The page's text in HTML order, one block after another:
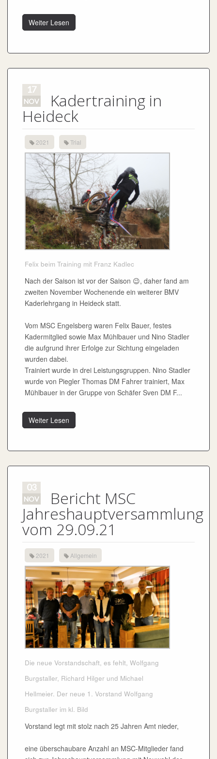
Weiter Lesen
17
NOV Kadertraining in
Heideck
2021 Trial
Felix beim Training mit Franz Kadlec
Nach der Saison ist vor der Saison 😉, daher fand am
zweiten November Wochenende ein weiterer BMV
Kaderlehrgang in Heideck statt.
Vom MSC Engelsberg waren Felix Bauer, festes
Kadermitglied sowie Max Mühlbauer und Nino Stadler
die aufgrund ihrer Erfolge zur Sichtung eingeladen
wurden dabei.
Trainiert wurde in drei Leistungsgruppen. Nino Stadler
wurde von Piegler Thomas DM Fahrer trainiert, Max
Mühlbauer in der Gruppe von Schäfer Sven DM F...
Weiter Lesen
03
NOV Bericht MSC
Jahreshauptversammlung
vom 29.09.21
2021 Allgemein
Die neue Vorstandschaft, es fehlt, Wolfgang
Burgstaller, Richard Hilger und Michael
Hellmeier. Der neue 1. Vorstand Wolfgang
Burgstaller im kl. Bild
Vorstand legt mit stolz nach 25 Jahren Amt nieder,
eine überschaubare Anzahl an MSC-Mitglieder fand